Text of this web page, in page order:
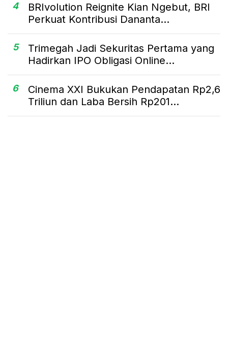
4
BRIvolution Reignite Kian Ngebut, BRI
Perkuat Kontribusi Dananta...
5
Trimegah Jadi Sekuritas Pertama yang
Hadirkan IPO Obligasi Online...
6
Cinema XXI Bukukan Pendapatan Rp2,6
Triliun dan Laba Bersih Rp201...